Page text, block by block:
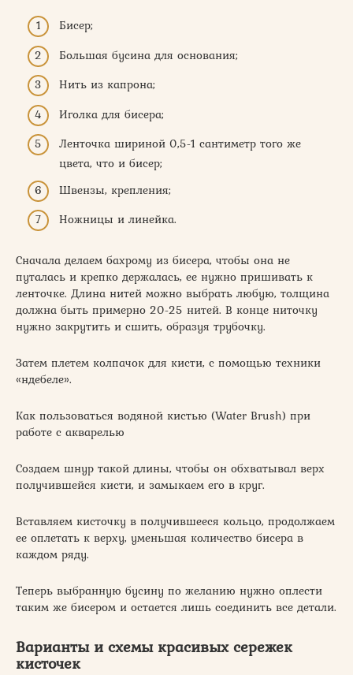
Бисер;
Большая бусина для основания;
Нить из капрона;
Иголка для бисера;
Ленточка шириной 0,5-1 сантиметр того же
цвета, что и бисер;
Швензы, крепления;
Ножницы и линейка.
Сначала делаем бахрому из бисера, чтобы она не
путалась и крепко держалась, ее нужно пришивать к
ленточке. Длина нитей можно выбрать любую, толщина
должна быть примерно 20-25 нитей. В конце ниточку
нужно закрутить и сшить, образуя трубочку.
Затем плетем колпачок для кисти, с помощью техники
«ндебеле».
Как пользоваться водяной кистью (Water Brush) при
работе с акварелью
Создаем шнур такой длины, чтобы он обхватывал верх
получившейся кисти, и замыкаем его в круг.
Вставляем кисточку в получившееся кольцо, продолжаем
ее оплетать к верху, уменьшая количество бисера в
каждом ряду.
Теперь выбранную бусину по желанию нужно оплести
таким же бисером и остается лишь соединить все детали.
Варианты и схемы красивых сережек
кисточек